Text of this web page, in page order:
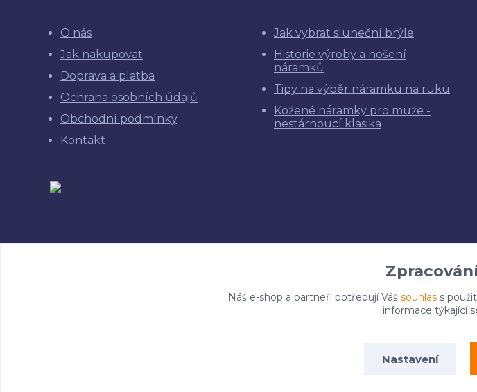
O nás
Jak nakupovat
Doprava a platba
Ochrana osobních údajů
Obchodní podmínky
Kontakt
Jak vybrat sluneční brýle
Historie výroby a nošení
náramků
Tipy na výběr náramku na ruku
Kožené náramky pro muže -
nestárnoucí klasika
Náš e-shop a partneři potřebují Váš souhlass
informace týkající
Nastavení